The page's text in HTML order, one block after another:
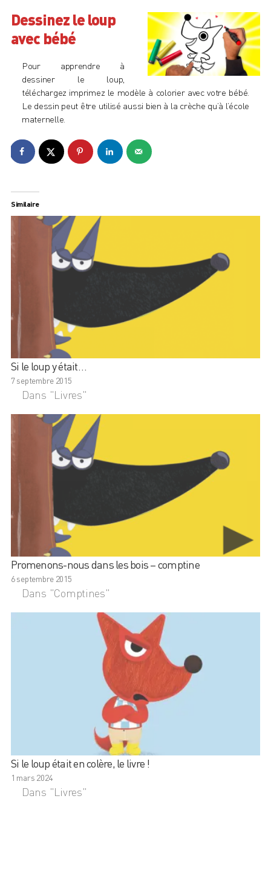
Dessinez le loup
avec bébé
Pour apprendre à
dessiner le loup,
téléchargez imprimez le modèle à colorier avec votre bébé.
Le dessin peut être utilisé aussi bien à la crèche qu’à l’école
maternelle.
Similaire
Si le loup y était…
7 septembre 2015
Dans "Livres"
Promenons-nous dans les bois – comptine
6 septembre 2015
Dans "Comptines"
Si le loup était en colère, le livre !
1 mars 2024
Dans "Livres"